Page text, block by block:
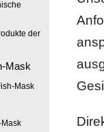
der
Mask
Mask